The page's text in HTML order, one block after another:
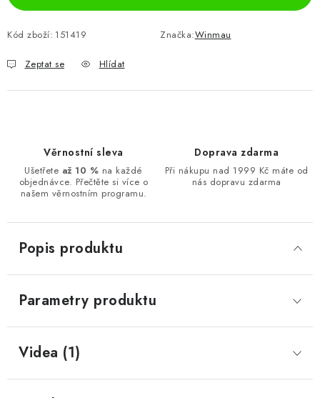
Kód zboží: 151419 Značka:Winmau
Zeptat se Hlídat
Věrnostní sleva
Ušetřete až 10 % na každé
objednávce. Přečtěte si více o
našem věrnostním programu.
Doprava zdarma
Při nákupu nad 1999 Kč máte od
nás dopravu zdarma
Popis produktu
Parametry produktu
Videa (1)